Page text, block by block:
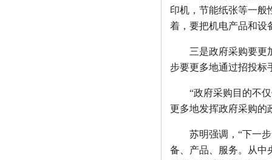
印机，节能纸张等一般
着，要把机电产品和设
三是政府采购要更加
步要更多地通过招投标
“政府采购目的不仅
更多地发挥政府采购的
苏明强调，“下一步
备、产品、服务。从中